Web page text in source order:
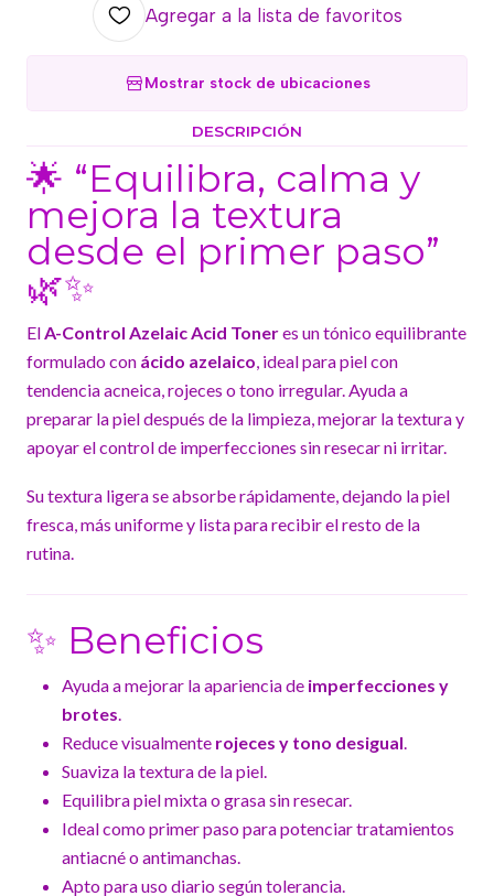
Agregar a la lista de favoritos
Mostrar stock de ubicaciones
DESCRIPCIÓN
🌟 “Equilibra, calma y
mejora la textura
desde el primer paso”
🌿✨
ElA-Control Azelaic Acid Toneres un tónico equilibrante
formulado con ácido azelaico, ideal para piel con
tendencia acneica, rojeces o tono irregular. Ayuda a
preparar la piel después de la limpieza, mejorar la textura y
apoyar el control de imperfecciones sin resecar ni irritar.
Su textura ligera se absorbe rápidamente, dejando la piel
fresca, más uniforme y lista para recibir el resto de la
rutina.
✨ Beneficios
Ayuda a mejorar la apariencia de imperfecciones y
brotes.
Reduce visualmente rojeces y tono desigual.
Suaviza la textura de la piel.
Equilibra piel mixta o grasa sin resecar.
Ideal como primer paso para potenciar tratamientos
antiacné o antimanchas.
Apto para uso diario según tolerancia.